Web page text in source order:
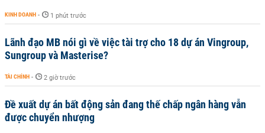
KINH DOANH - 1 phút trước
Lãnh đạo MB nói gì về việc tài trợ cho 18 dự án Vingroup,
Sungroup và Masterise?
TÀI CHÍNH - 2 giờ trước
Đề xuất dự án bất động sản đang thế chấp ngân hàng vẫn
được chuyển nhượng